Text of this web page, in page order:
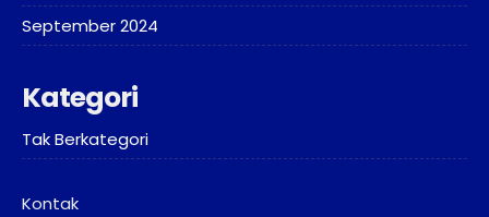
September 2024
Kategori
Tak Berkategori
Kontak